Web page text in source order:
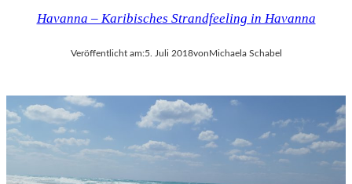
Havanna – Karibisches Strandfeeling in Havanna
Veröffentlicht am:5. Juli 2018vonMichaela Schabel